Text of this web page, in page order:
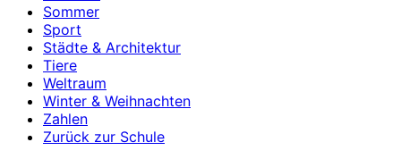
Sommer
Sport
Städte & Architektur
Tiere
Weltraum
Winter & Weihnachten
Zahlen
Zurück zur Schule